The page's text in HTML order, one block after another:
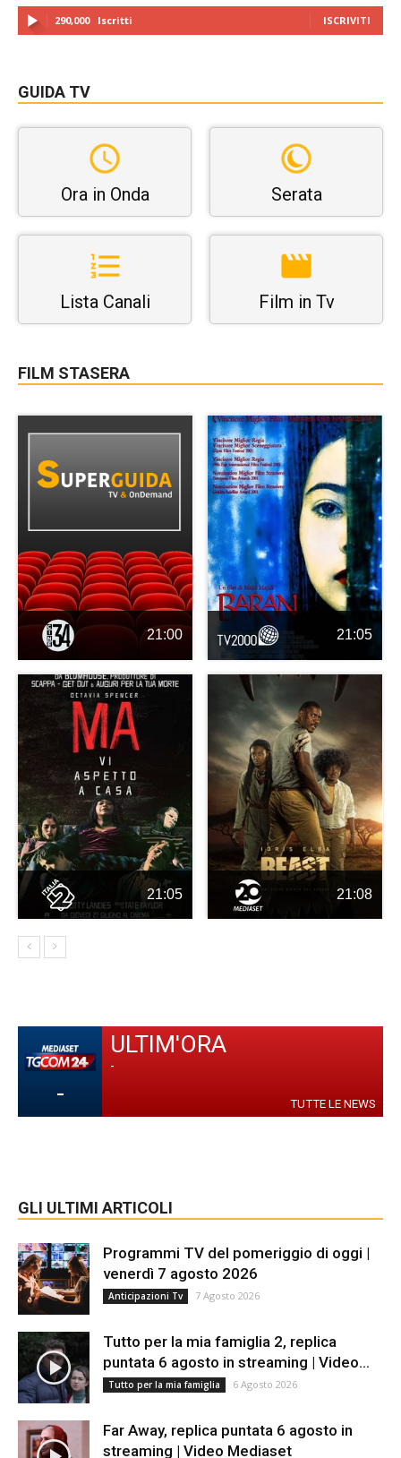
290,000 Iscritti ISCRIVITI
GUIDA TV
Ora in Onda Serata
Lista Canali Film in Tv
FILM STASERA
21:00 21:05
21:05 21:08
-
ULTIM'ORA
-
TUTTE LE NEWS
GLI ULTIMI ARTICOLI
Programmi TV del pomeriggio di oggi |
venerdì 7 agosto 2026
Anticipazioni Tv 7 Agosto 2026
Tutto per la mia famiglia 2, replica
puntata 6 agosto in streaming | Video...
Tutto per la mia famiglia 6 Agosto 2026
Far Away, replica puntata 6 agosto in
streaming | Video Mediaset